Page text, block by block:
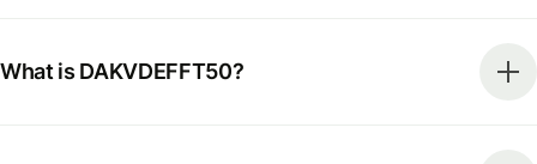
What is DAKVDEFFT50?